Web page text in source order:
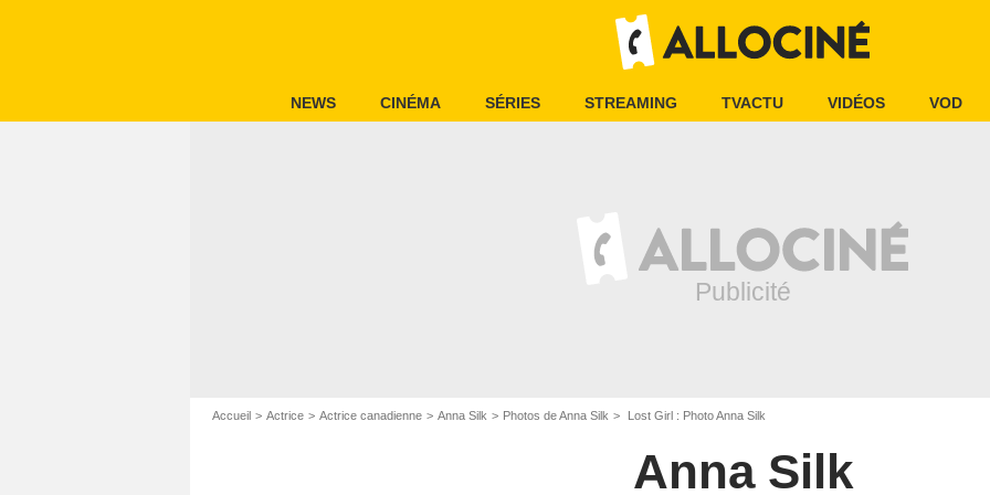
NEWS CINÉMA SÉRIES STREAMING TVACTU VIDÉOS VOD
Accueil Actrice Actrice canadienne Anna Silk Photos de Anna Silk Lost Girl : Photo Anna Silk
Anna Silk